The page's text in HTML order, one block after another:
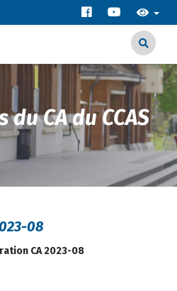
CA du CCAS
08
CA 2023-08